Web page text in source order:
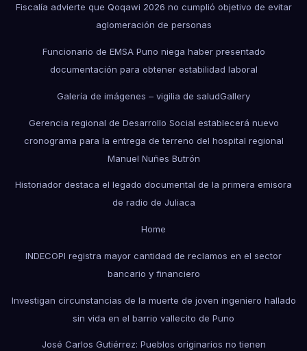
Fiscalía advierte que Qoqawi 2026 no cumplió objetivo de evitar
aglomeración de personas
Funcionario de EMSA Puno niega haber presentado
documentación para obtener estabilidad laboral
Galería de imágenes – vigilia de saludGallery
Gerencia regional de Desarrollo Social establecerá nuevo
cronograma para la entrega de terreno del hospital regional
Manuel Nuñes Butrón
Historiador destaca el legado documental de la primera emisora
de radio de Juliaca
Home
INDECOPI registra mayor cantidad de reclamos en el sector
bancario y financiero
Investigan circunstancias de la muerte de joven ingeniero hallado
sin vida en el barrio vallecito de Puno
José Carlos Gutiérrez: Pueblos originarios no tienen